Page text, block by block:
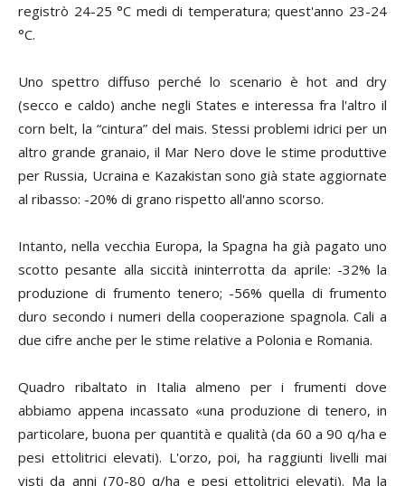
registrò 24-25 °C medi di temperatura; quest'anno 23-24
°C.
Uno spettro diffuso perché lo scenario è hot and dry
(secco e caldo) anche negli States e interessa fra l'altro il
corn belt, la “cintura” del mais. Stessi problemi idrici per un
altro grande granaio, il Mar Nero dove le stime produttive
per Russia, Ucraina e Kazakistan sono già state aggiornate
al ribasso: -20% di grano rispetto all'anno scorso.
Intanto, nella vecchia Europa, la Spagna ha già pagato uno
scotto pesante alla siccità ininterrotta da aprile: -32% la
produzione di frumento tenero; -56% quella di frumento
duro secondo i numeri della cooperazione spagnola. Cali a
due cifre anche per le stime relative a Polonia e Romania.
Quadro ribaltato in Italia almeno per i frumenti dove
abbiamo appena incassato «una produzione di tenero, in
particolare, buona per quantità e qualità (da 60 a 90 q/ha e
pesi ettolitrici elevati). L'orzo, poi, ha raggiunti livelli mai
visti da anni (70-80 q/ha e pesi ettolitrici elevati). Ma la